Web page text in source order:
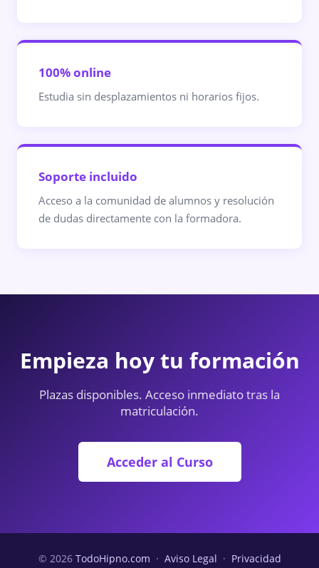
100% online
Estudia sin desplazamientos ni horarios fijos.
Soporte incluido
Acceso a la comunidad de alumnos y resolución
de dudas directamente con la formadora.
Empieza hoy tu formación
Plazas disponibles. Acceso inmediato tras la
matriculación.
Acceder al Curso
© 2026 TodoHipno.com · Aviso Legal · Privacidad